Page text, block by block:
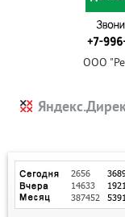
ООО